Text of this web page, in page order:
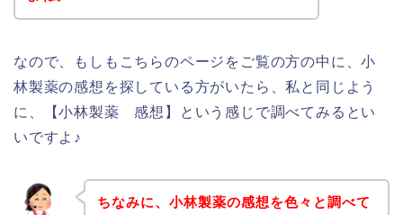
なので、もしもこちらのページをご覧の方の中に、小
林製薬の感想を探している方がいたら、私と同じよう
に、【小林製薬 感想】という感じで調べてみるとい
いですよ♪
ちなみに、小林製薬の感想を色々と調べて